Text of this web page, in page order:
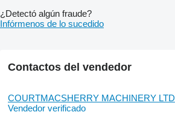
¿Detectó algún fraude?
Infórmenos de lo sucedido
Contactos del vendedor
COURTMACSHERRY MACHINERY LTD
Vendedor verificado